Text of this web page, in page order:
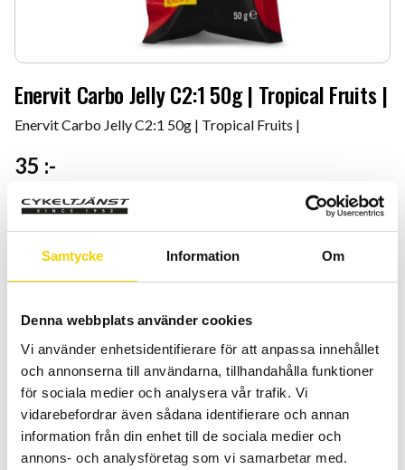
Samtycke Information Om
Denna webbplats använder cookies
Vi använder enhetsidentifierare för att anpassa innehållet
och annonserna till användarna, tillhandahålla funktioner
för sociala medier och analysera vår trafik. Vi
vidarebefordrar även sådana identifierare och annan
information från din enhet till de sociala medier och
annons- och analysföretag som vi samarbetar med.
Enervit Carbo Jelly C2:1 50g | Tropical Fruits |
Enervit Carbo Jelly C2:1 50g | Tropical Fruits |
35 :-
Antal
KÖP
Certifierad cykelservice & Shimano Service Center
Allt inom cykel på ett ställe
Kunnig personal och hög kundnöjdhet
Lagerstatus
Beställningsvara
Artikelnr
90532